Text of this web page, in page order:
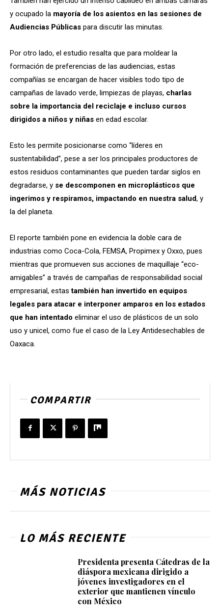
y ocupado la mayoría de los asientos en las sesiones de
Audiencias Públicas para discutir las minutas.
Por otro lado, el estudio resalta que para moldear la
formación de preferencias de las audiencias, estas
compañías se encargan de hacer visibles todo tipo de
campañas de lavado verde, limpiezas de playas, charlas
sobre la importancia del reciclaje e incluso cursos
dirigidos a niños y niñas en edad escolar.
Esto les permite posicionarse como “líderes en
sustentabilidad”, pese a ser los principales productores de
estos residuos contaminantes que pueden tardar siglos en
degradarse, y se descomponen en microplásticos que
ingerimos y respiramos, impactando en nuestra salud, y
la del planeta.
El reporte también pone en evidencia la doble cara de
industrias como Coca-Cola, FEMSA, Propimex y Oxxo, pues
mientras que promueven sus acciones de maquillaje “eco-
amigables” a través de campañas de responsabilidad social
empresarial, estastambién han invertido en equipos
legales para atacar e interponer amparos en los estados
que han intentado eliminar el uso de plásticos de un solo
uso y unicel, como fue el caso de la Ley Antidesechables de
Oaxaca.
COMPARTIR
MÁS NOTICIAS
LO MÁS RECIENTE
Presidenta presenta Cátedras de la
diáspora mexicana dirigido a
jóvenes investigadores en el
exterior que mantienen vínculo
con México